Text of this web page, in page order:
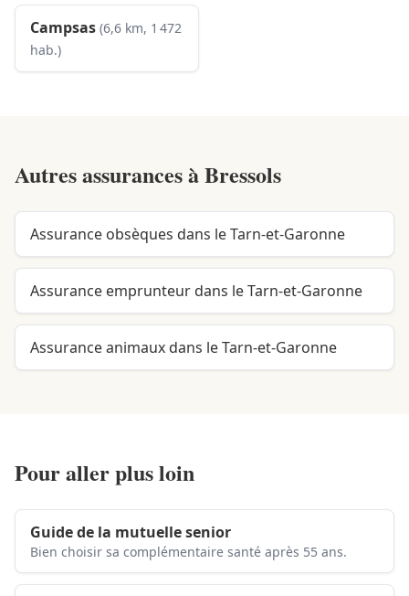
Campsas (6,6 km, 1 472
hab.)
Autres assurances àBressols
Assurance obsèques dans le Tarn-et-Garonne
Assurance emprunteur dans le Tarn-et-Garonne
Assurance animaux dans le Tarn-et-Garonne
Pour aller plus loin
Guide de la mutuelle senior
Bien choisir sa complémentaire santé après 55 ans.